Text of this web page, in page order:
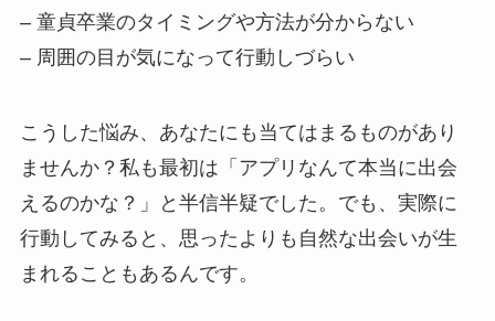
– 童貞卒業のタイミングや方法が分からない
– 周囲の目が気になって行動しづらい
こうした悩み、あなたにも当てはまるものがあり
ませんか？私も最初は「アプリなんて本当に出会
えるのかな？」と半信半疑でした。でも、実際に
行動してみると、思ったよりも自然な出会いが生
まれることもあるんです。